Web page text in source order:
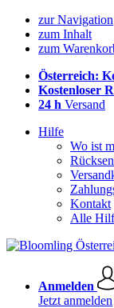
zur Navigation
zum Inhalt
zum
Österreich:
Kostenloser
24 h Versand
Hilfe
Wo ist
Kontakt
Alle
Anmelden
Jetzt anmelden